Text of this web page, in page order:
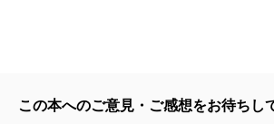
この本へのご意見・ご感想をお待ちし